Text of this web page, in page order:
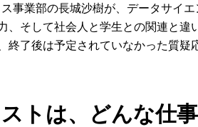
事業部の長城沙樹が、データサイ
、そして社会人と学生との関連と
了後は予定されていなかった質疑
トは、どんな仕